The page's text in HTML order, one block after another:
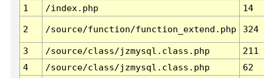
1
/index.php 14
2 /source/function/function_extend.php 324
3 /source/class/jzmysql.class.php
211
4
/source/class/jzmysql.class.php
62